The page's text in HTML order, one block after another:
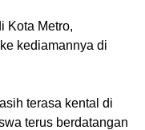
Kota Metro,
kediamannya di
terasa kental di
terus berdatangan